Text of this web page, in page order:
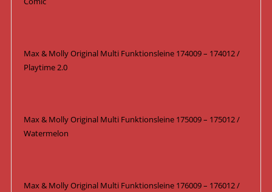
Max & Molly Original Multi Funktionsleine 174009 – 174012 /
Playtime 2.0
Max & Molly Original Multi Funktionsleine 175009 – 175012 /
Watermelon
Max & Molly Original Multi Funktionsleine 176009 – 176012 /